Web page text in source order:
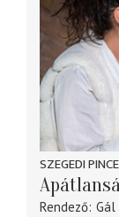
SZEGEDI
Rendező Gál